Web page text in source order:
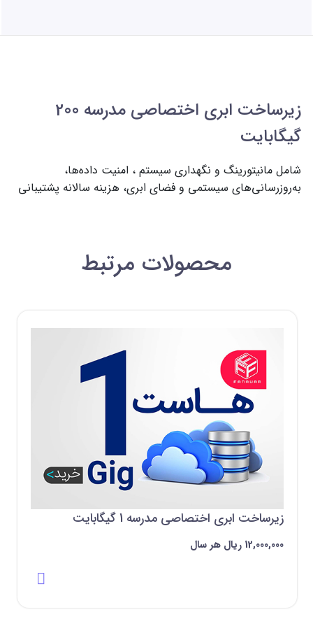
زیرساخت ابری اختصاصی مدرسه 200
گیگابایت
شامل مانیتورینگ و نگهداری سیستم ، امنیت داده‌ها،
به‌روزرسانی‌های سیستمی و فضای ابری، هزینه سالانه پشتیبانی
محصولات مرتبط
زیرساخت ابری اختصاصی مدرسه 1 گیگابایت
12,000,000 ‌ریال هر سال